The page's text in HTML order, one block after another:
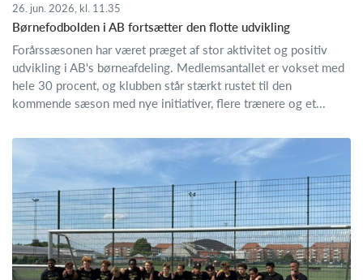
26. jun. 2026, kl. 11.35
Børnefodbolden i AB fortsætter den flotte udvikling
Forårssæsonen har været præget af stor aktivitet og positiv
udvikling i AB's børneafdeling. Medlemsantallet er vokset med
hele 30 procent, og klubben står stærkt rustet til den
kommende sæson med nye initiativer, flere trænere og et...